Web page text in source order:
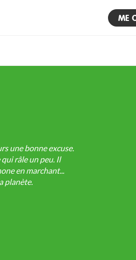
ME
une bonne excuse.
râle un peu. Il
en marchant...
planète.